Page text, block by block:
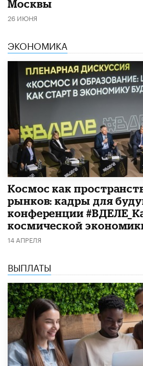
Москвы
26 ИЮНЯ
ЭКОНОМИКА
Космос как
рынков: кадры для
конференции
космической
14 АПРЕЛЯ
ВЫПЛАТЫ